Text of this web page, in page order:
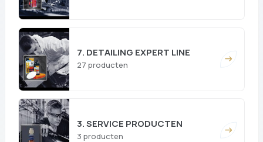
7. DETAILING EXPERT LINE
27 producten
3. SERVICE PRODUCTEN
3 producten